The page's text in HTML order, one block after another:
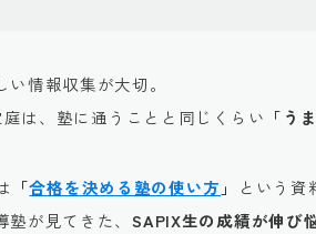
情報収集が大切。
は、塾に通うことと同じくらい 「う
「合格を決める塾の使い方 」
という資
塾が見てきた、SAPIX生の成績が伸び